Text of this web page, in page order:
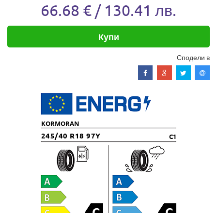
66.68 € / 130.41 лв.
Купи
Сподели в
KORMORAN
245/40 R18 97Y C1